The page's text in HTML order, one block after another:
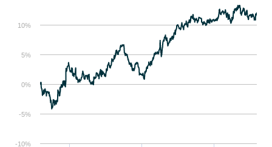
-5%
0%
5%
10%
-10%